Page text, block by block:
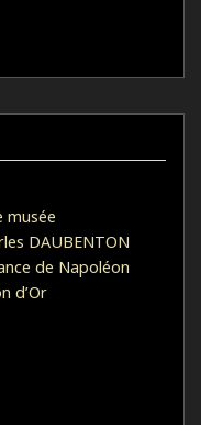
musée
DAUBENTON
de Napoléon
d’Or